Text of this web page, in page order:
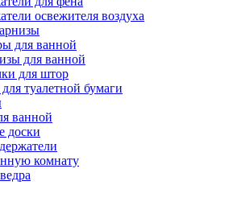
освежителя воздуха
для ванной
для ванной
для штор
туалетной бумаги
ванной
доски
комнату